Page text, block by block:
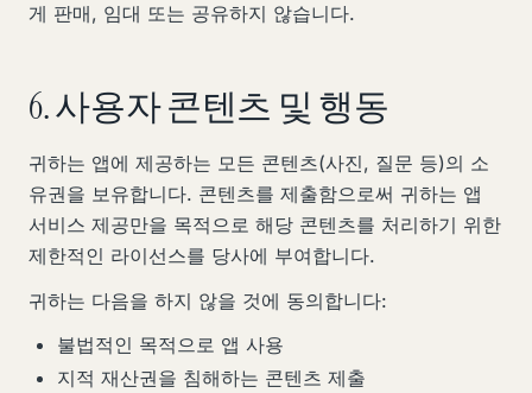
게 판매, 임대 또는 공유하지 않습니다.
6. 사용자 콘텐츠 및 행동
귀하는 앱에 제공하는 모든 콘텐츠(사진, 질문 등)의 소
유권을 보유합니다. 콘텐츠를 제출함으로써 귀하는 앱
서비스 제공만을 목적으로 해당 콘텐츠를 처리하기 위한
제한적인 라이선스를 당사에 부여합니다.
귀하는 다음을 하지 않을 것에 동의합니다:
불법적인 목적으로 앱 사용
지적 재산권을 침해하는 콘텐츠 제출